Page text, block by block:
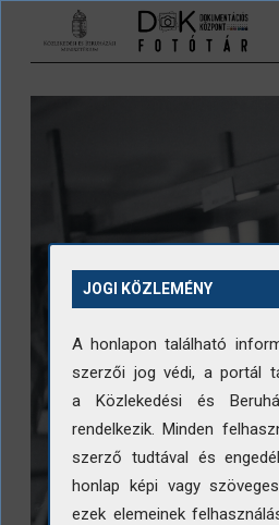
Ugrás a tartalomra
JOGI KÖZLEMÉNY
A honlapon található
szerzői jog védi, a portál
a Közlekedési és
rendelkezik. Minden
szerző tudtával és
honlap képi vagy
ezek elemeinek